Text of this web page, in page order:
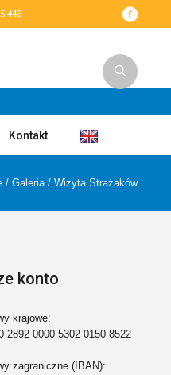
443
Kontakt
/ Galeria / Wizyta Strażaków
konto
krajowe:
2892 0000 5302 0150 8522
zagraniczne (IBAN):